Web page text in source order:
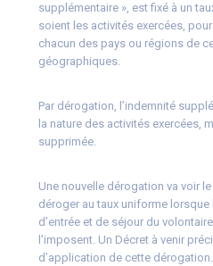
supplémentaire », est fixé à un
soient les activités exercées,
chacun des pays ou régions de
géographiques.
Par dérogation, l’indemnité
la nature des activités exercées,
supprimée.
Une nouvelle dérogation va voir
déroger au taux uniforme
d’entrée et de séjour du
l’imposent. Un Décret à venir
d’application de cette dérogation.